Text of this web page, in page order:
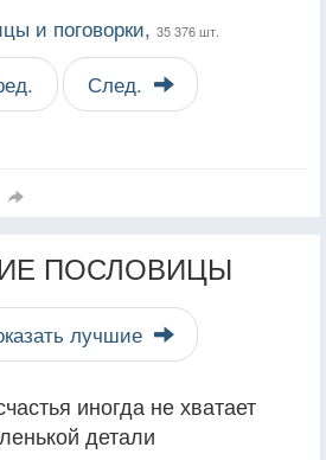
и поговорки, 35 376 шт.
След.
ПОСЛОВИЦЫ
лучшие
иногда не хватает
детали